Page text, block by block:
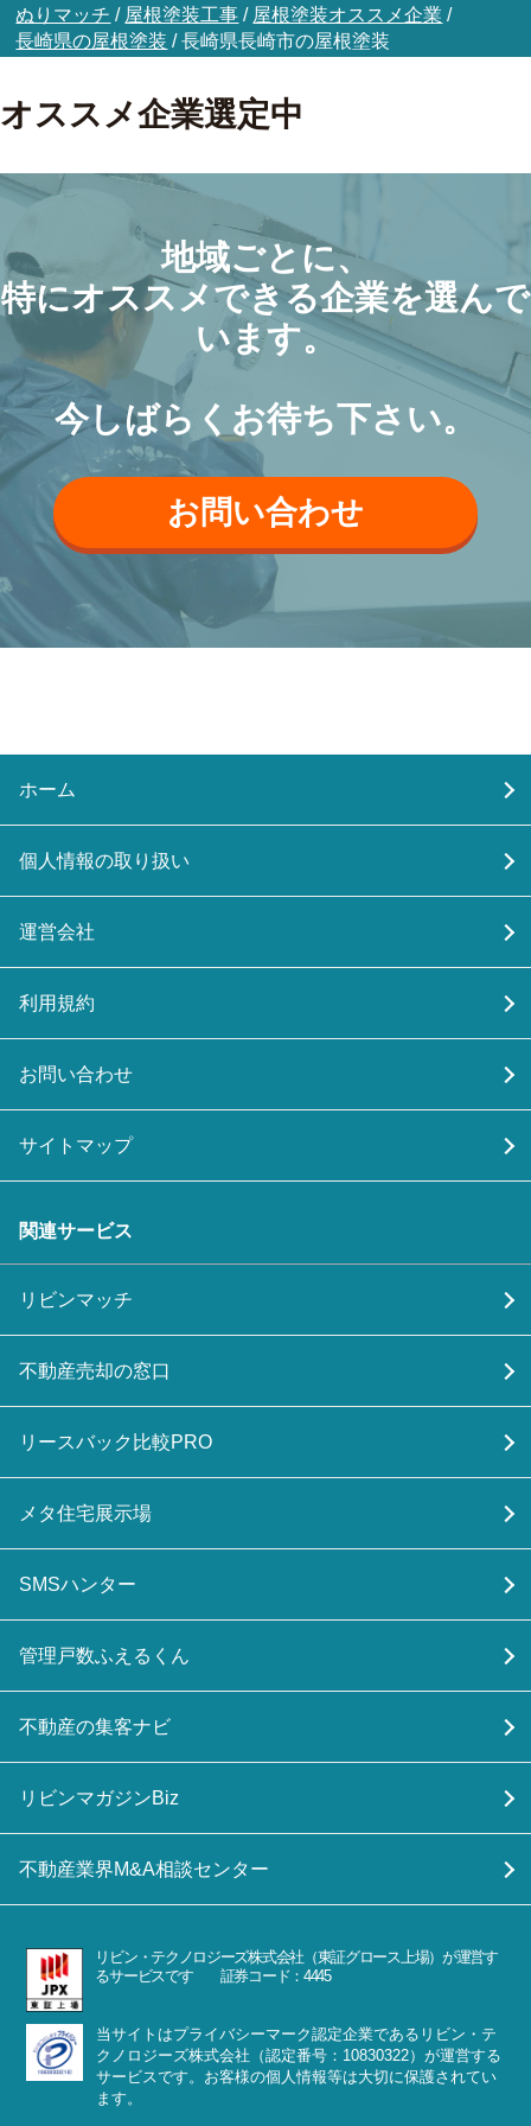
ぬりマッチ / 屋根塗装工事 / 屋根塗装オススメ企業 /
長崎県の屋根塗装 /長崎県長崎市の屋根塗装
オススメ企業選定中
地域ごとに、
特にオススメできる企業を選んで
います。
今しばらくお待ち下さい。
お問い合わせ
ホーム
個人情報の取り扱い
運営会社
利用規約
お問い合わせ
サイトマップ
関連サービス
リビンマッチ
不動産売却の窓口
リースバック比較PRO
メタ住宅展示場
SMSハンター
管理戸数ふえるくん
不動産の集客ナビ
リビンマガジンBiz
不動産業界M&A相談センター
リビン・テクノロジーズ株式会社（東証グロース上場）が運営す
るサービスです 証券コード：4445
当サイトはプライバシーマーク認定企業であるリビン・テ
クノロジーズ株式会社（認定番号：10830322）が運営する
サービスです。お客様の個人情報等は大切に保護されてい
ます。